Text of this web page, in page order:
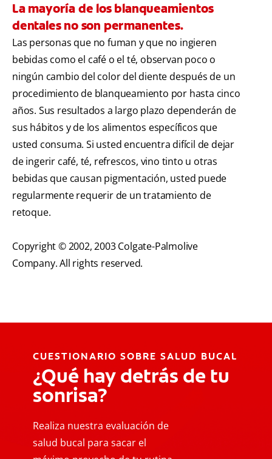
La mayoría de los blanqueamientos
dentales no son permanentes.
Las personas que no fuman y que no ingieren
bebidas como el café o el té, observan poco o
ningún cambio del color del diente después de un
procedimiento de blanqueamiento por hasta cinco
años. Sus resultados a largo plazo dependerán de
sus hábitos y de los alimentos específicos que
usted consuma. Si usted encuentra difícil de dejar
de ingerir café, té, refrescos, vino tinto u otras
bebidas que causan pigmentación, usted puede
regularmente requerir de un tratamiento de
retoque.
Copyright © 2002, 2003 Colgate-Palmolive
Company. All rights reserved.
CUESTIONARIO SOBRE SALUD BUCAL
¿Qué hay detrás de tu
sonrisa?
Realiza nuestra evaluación de
salud bucal para sacar el